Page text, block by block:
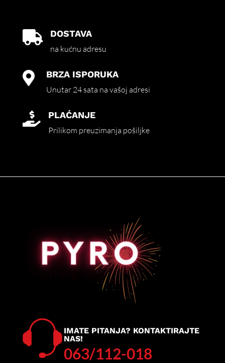
 DOSTAVA
na kućnu adresu
 BRZA ISPORUKA
Unutar 24 sata na vašoj adresi
 PLAĆANJE
Prilikom preuzimanja pošiljke
IMATE PITANJA? KONTAKTIRAJTE
NAS!
063/112-018